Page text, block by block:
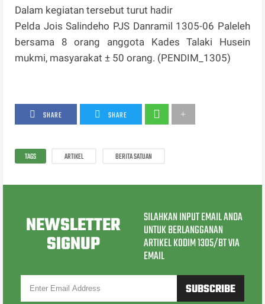
Dalam kegiatan tersebut turut hadir
Pelda Jois Salindeho PJS Danramil 1305-06 Paleleh
bersama 8 orang anggota Kades Talaki Husein
mukmi, masyarakat ± 50 orang. (PENDIM_1305)
SHARE SHARE
TAGS ARTIKEL BERITA SATUAN
NEWSLETTER
SIGNUP
SILAHKAN INPUT EMAIL ANDA
UNTUK BERLANGGANAN
ARTIKEL KODIM 1305/BT VIA
EMAIL